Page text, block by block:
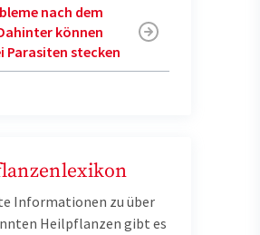
nach dem
können
Parasiten stecken
Informationen zu über
Heilpflanzen gibt es